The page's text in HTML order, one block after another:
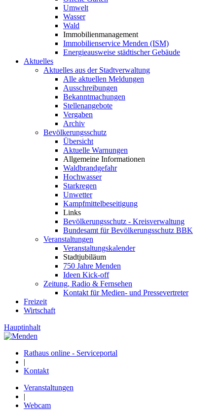
Umwelt
Wasser
Wald
Immobilienmanagement
Immobilienservice Menden (ISM)
Energieausweise städtischer Gebäude
Aktuelles
Aktuelles aus der Stadtverwaltung
Alle aktuellen Meldungen
Ausschreibungen
Bekanntmachungen
Stellenangebote
Vergaben
Archiv
Bevölkerungsschutz
Übersicht
Aktuelle Warnungen
Allgemeine Informationen
Waldbrandgefahr
Hochwasser
Starkregen
Unwetter
Kampfmittelbeseitigung
Links
Bevölkerungsschutz - Kreisverwaltung
Bundesamt für Bevölkerungsschutz BBK
Veranstaltungen
Veranstaltungskalender
Stadtjubiläum
750 Jahre Menden
Ideen Kick-off
Zeitung, Radio & Fernsehen
Kontakt für Medien- und Pressevertreter
Freizeit
Wirtschaft
Hauptinhalt
Rathaus online - Serviceportal
|
Kontakt
Veranstaltungen
|
Webcam